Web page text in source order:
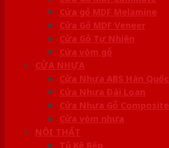
Cửa gỗ MDF Melamine
Cửa Gỗ MDF Veneer
Cửa Gỗ Tự Nhiên
Cửa vòm gỗ
CỬA NHỰA
Cửa Nhựa ABS Hàn Quốc
Cửa Nhựa Đài Loan
Cửa Nhựa Gỗ Composite
Cửa vòm nhựa
NỘI THẤT
Tủ Kệ Bếp